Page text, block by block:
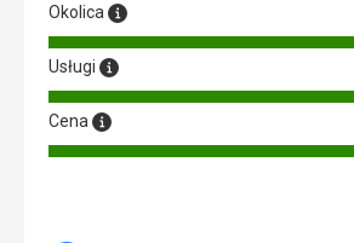
Okolica
Usługi
Cena